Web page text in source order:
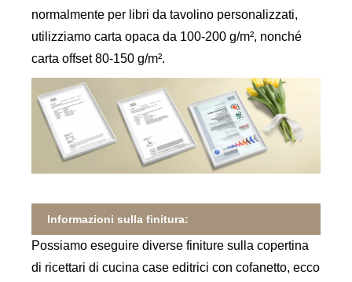
normalmente per libri da tavolino personalizzati,
utilizziamo carta opaca da 100-200 g/m², nonché
carta offset 80-150 g/m².
Informazioni sulla finitura:
Possiamo eseguire diverse finiture sulla copertina
di ricettari di cucina case editrici con cofanetto, ecco